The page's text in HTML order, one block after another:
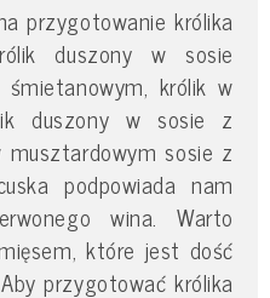
przygotowanie królika
duszony w sosie
królik w
duszony w sosie z
sosie z
podpowiada nam
wina. Warto
które jest dość
przygotować królika